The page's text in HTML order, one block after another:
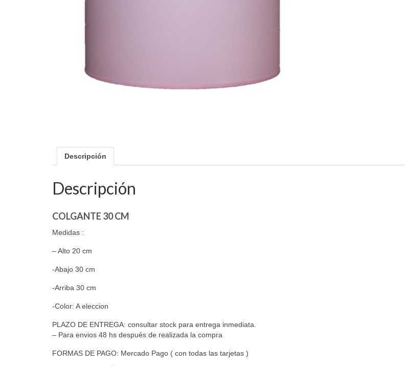
Descripción
Descripción
COLGANTE 30 CM
Medidas :
– Alto 20 cm
-Abajo 30 cm
-Arriba 30 cm
-Color: A eleccion
PLAZO DE ENTREGA: consultar stock para entrega inmediata.
– Para envios 48 hs después de realizada la compra
FORMAS DE PAGO: Mercado Pago ( con todas las tarjetas )